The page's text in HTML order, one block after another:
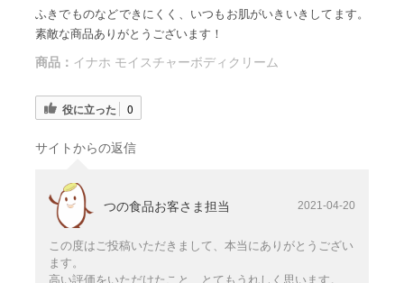
ふきでものなどできにくく、いつもお肌がいきいきしてます。
素敵な商品ありがとうございます！
商品： イナホ モイスチャーボディクリーム
役に立った 0
サイトからの返信
つの食品お客さま担当 2021-04-20
この度はご投稿いただきまして、本当にありがとうござい
ます。
高い評価をいただけたこと、とてもうれしく思います。